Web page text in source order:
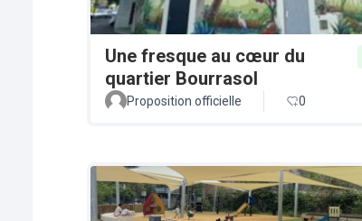
Une fresque au cœur du
quartier Bourrasol
Proposition officielle 0